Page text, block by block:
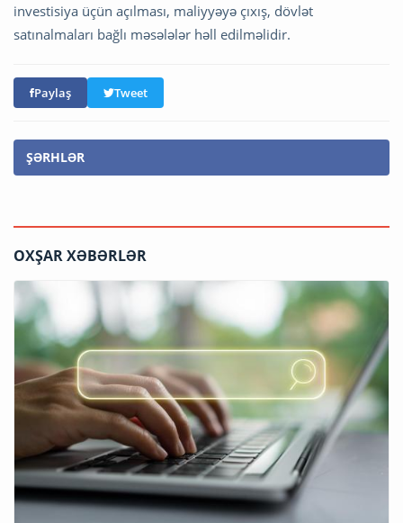
investisiya üçün açılması, maliyyəyə çıxış, dövlət
satınalmaları bağlı məsələlər həll edilməlidir.
Paylaş Tweet
ŞƏRHLƏR
OXŞAR XƏBƏRLƏR